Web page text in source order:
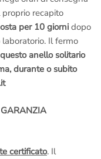
recapito
per 10 giorni dopo
Il fermo
anello solitario
durante o subito
certificato. Il